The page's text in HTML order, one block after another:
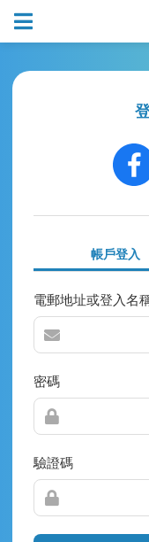
帳戶登入
電郵地址或登入名
密碼
驗證碼